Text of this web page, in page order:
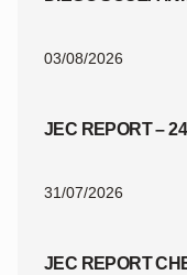
03/08/2026
JEC REPORT –
31/07/2026
JEC REPORT